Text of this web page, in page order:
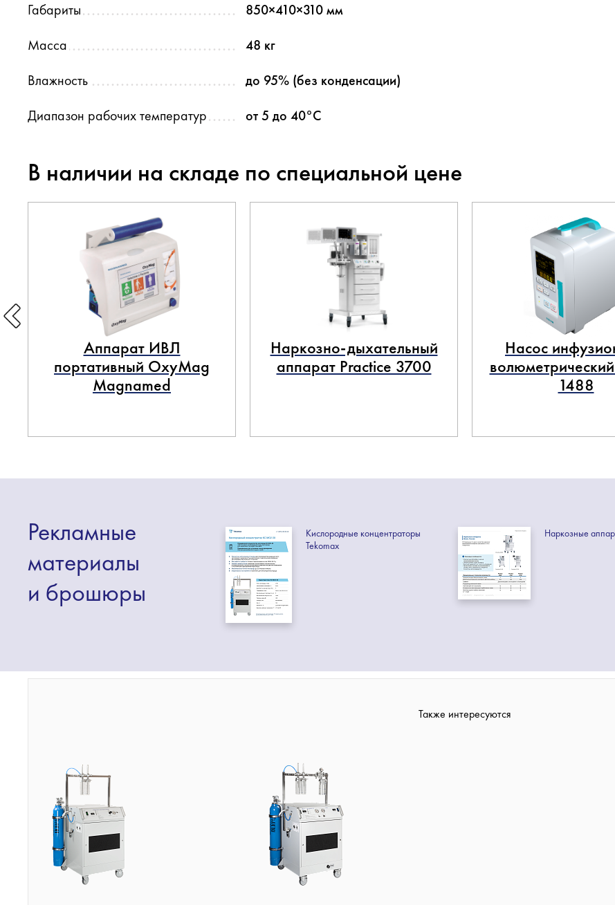
Габариты
850×410×310 мм
Масса
48 кг
Влажность
до 95% (без конденсации)
Диапазон рабочих температур
от 5 до 40°C
В наличии на складе по специальной цене
Аппарат ИВЛ
портативный OxyMag
Magnamed
Наркозно-дыхательный
аппарат Practice 3700
Насос
1488
Рекламные
материалы
и брошюры
Кислородные концентраторы
Tekomax
Наркозные
Также интересуются